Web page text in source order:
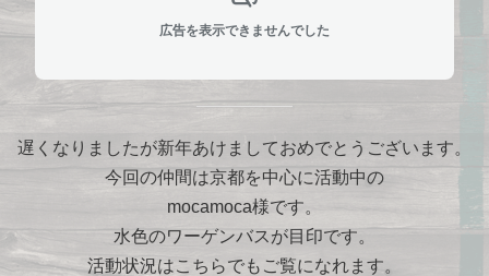
広告を表示できませんでした
遅くなりましたが新年あけましておめでとうございます。
今回の仲間は京都を中心に活動中の
mocamoca様です。
水色のワーゲンバスが目印です。
活動状況はこちらでもご覧になれます。